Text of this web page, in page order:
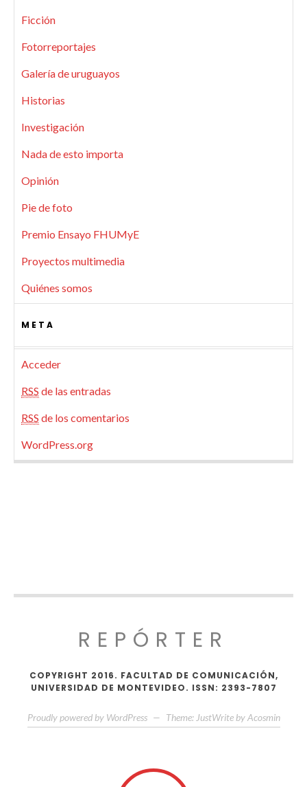
Ficción
Fotorreportajes
Galería de uruguayos
Historias
Investigación
Nada de esto importa
Opinión
Pie de foto
Premio Ensayo FHUMyE
Proyectos multimedia
Quiénes somos
META
Acceder
RSS de las entradas
RSS de los comentarios
WordPress.org
REPÓRTER
COPYRIGHT 2016. FACULTAD DE COMUNICACIÓN,
UNIVERSIDAD DE MONTEVIDEO. ISSN: 2393-7807
Proudly powered by WordPress — Theme: JustWrite by Acosmin